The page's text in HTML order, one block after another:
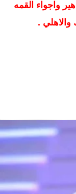
صوره للجماهير واجواء القمه
.